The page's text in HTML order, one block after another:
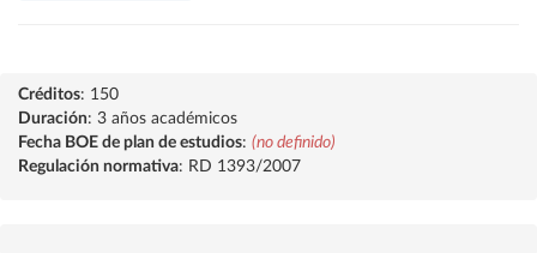
Créditos: 150
Duración: 3 años académicos
Fecha BOE de plan de estudios: (no definido)
Regulación normativa: RD 1393/2007